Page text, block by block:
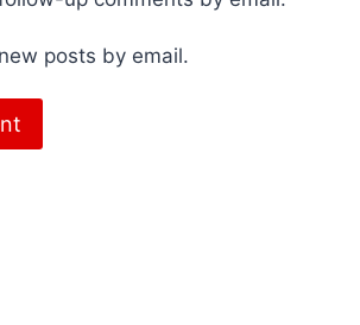
posts by email.